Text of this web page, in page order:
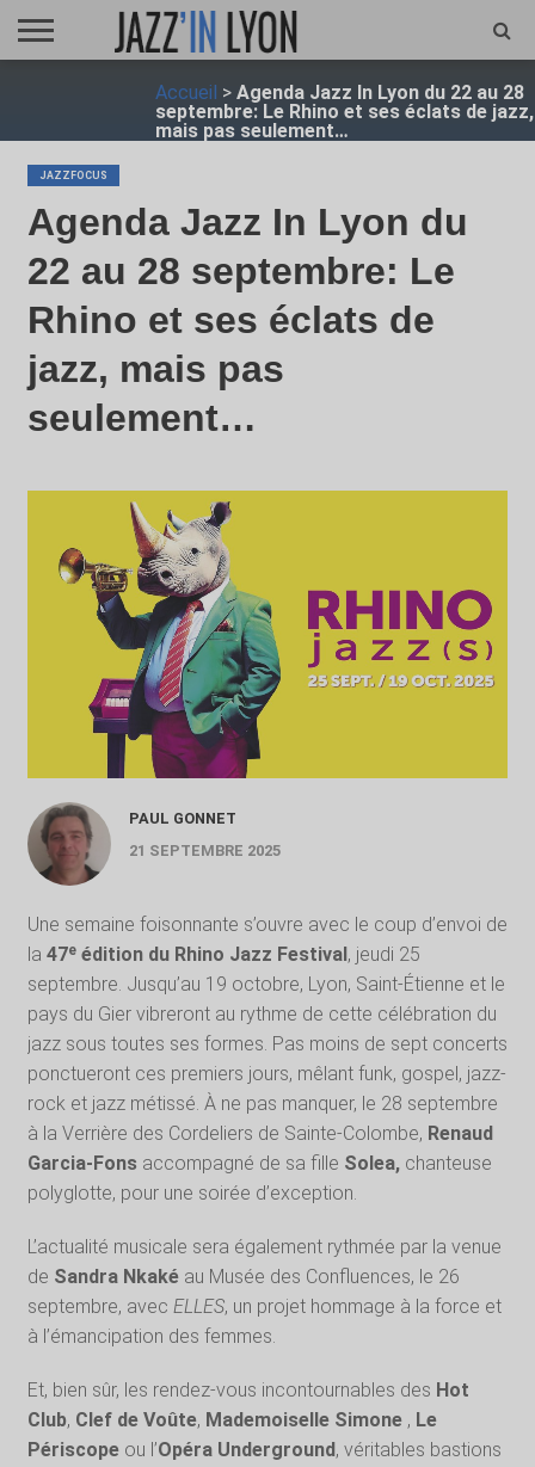
Accueil > Agenda Jazz In Lyon du 22 au 28
septembre: Le Rhino et ses éclats de jazz,
mais pas seulement…
JAZZFOCUS
Agenda Jazz In Lyon du
22 au 28 septembre: Le
Rhino et ses éclats de
jazz, mais pas
seulement…
PAUL GONNET
21 SEPTEMBRE 2025
Une semaine foisonnante s’ouvre avec le coup d’envoi de
la 47ᵉ édition du Rhino Jazz Festival , jeudi 25
septembre. Jusqu’au 19 octobre, Lyon, Saint-Étienne et le
pays du Gier vibreront au rythme de cette célébration du
jazz sous toutes ses formes. Pas moins de sept concerts
ponctueront ces premiers jours, mêlant funk, gospel, jazz-
rock et jazz métissé. À ne pas manquer, le 28 septembre
à la Verrière des Cordeliers de Sainte-Colombe, Renaud
Garcia-Fons accompagné de sa fille Solea,chanteuse
polyglotte, pour une soirée d’exception.
L’actualité musicale sera également rythmée par la venue
de Sandra Nkakéau Musée des Confluences, le 26
septembre, avec ELLES, un projet hommage à la force et
à l’émancipation des femmes.
Et, bien sûr, les rendez-vous incontournables des Hot
Club, Clef de Voûte, Mademoiselle Simone, Le
Périscopeou l’Opéra Underground , véritables bastions